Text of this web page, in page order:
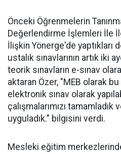
Önceki Öğrenmelerin
Değerlendirme İşlemleri İle
İlişkin Yönerge'de yaptıkları
ustalık sınavlarının artık iki
teorik sınavların e-sınav
aktaran Özer, "MEB olarak
elektronik sınav olarak
çalışmalarımızı tamamladık
uyguladık." bilgisini verdi.
Mesleki eğitim